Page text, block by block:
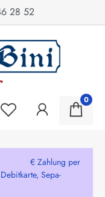
28 52
0
€ Zahlung per
Sepa-